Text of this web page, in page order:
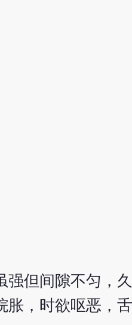
但间隙不匀，
，时欲呕恶，